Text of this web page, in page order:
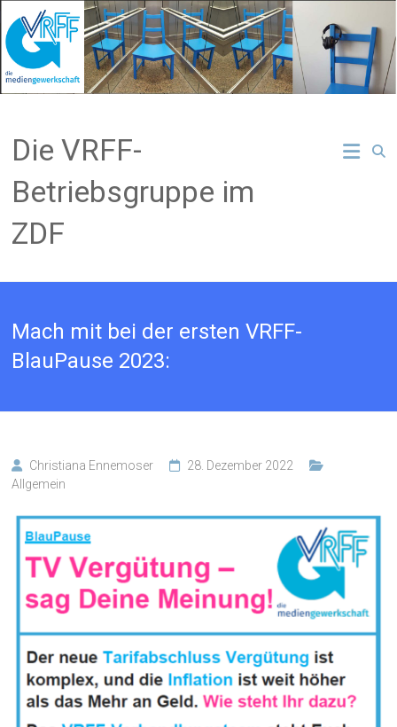
Inhalt
springen
Die VRFF-
Betriebsgruppe im
ZDF
Mach mit bei der ersten VRFF-
BlauPause 2023:
Christiana Ennemoser
28. Dezember 2022
Allgemein